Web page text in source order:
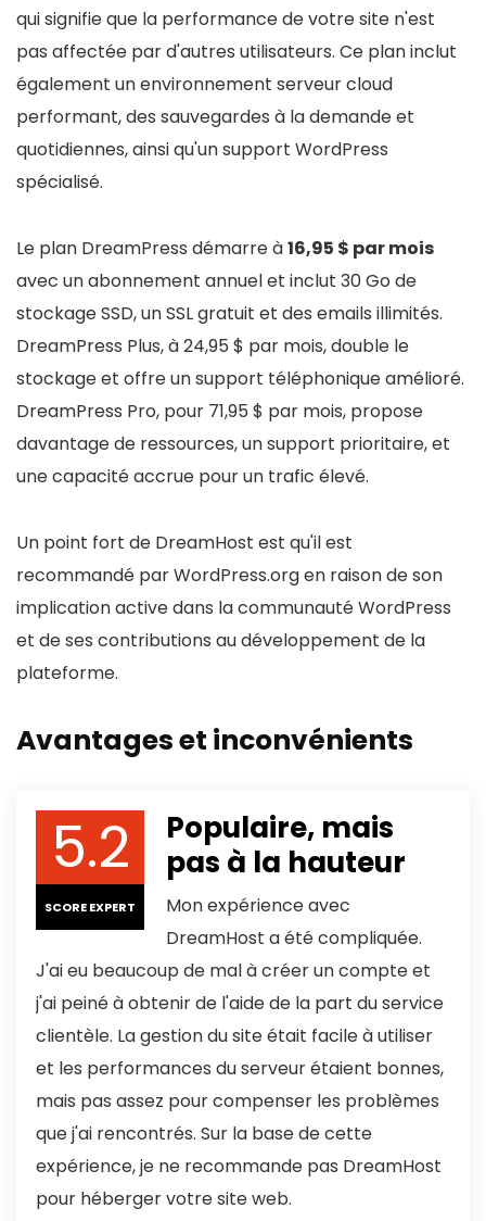
qui signifie que la performance de votre site n'est
pas affectée par d'autres utilisateurs. Ce plan inclut
également un environnement serveur cloud
performant, des sauvegardes à la demande et
quotidiennes, ainsi qu'un support WordPress
spécialisé.
Le plan DreamPress démarre à16,95 $ par mois
avec un abonnement annuel et inclut 30 Go de
stockage SSD, un SSL gratuit et des emails illimités.
DreamPress Plus, à 24,95 $ par mois, double le
stockage et offre un support téléphonique amélioré.
DreamPress Pro, pour 71,95 $ par mois, propose
davantage de ressources, un support prioritaire, et
une capacité accrue pour un trafic élevé.
Un point fort de DreamHost est qu'il est
recommandé par WordPress.org en raison de son
implication active dans la communauté WordPress
et de ses contributions au développement de la
plateforme.
Avantages et inconvénients
5.2
SCORE EXPERT
Populaire, mais
pas à la hauteur
Mon expérience avec
DreamHost a été compliquée.
J'ai eu beaucoup de mal à créer un compte et
j'ai peiné à obtenir de l'aide de la part du service
clientèle. La gestion du site était facile à utiliser
et les performances du serveur étaient bonnes,
mais pas assez pour compenser les problèmes
que j'ai rencontrés. Sur la base de cette
expérience, je ne recommande pas DreamHost
pour héberger votre site web.